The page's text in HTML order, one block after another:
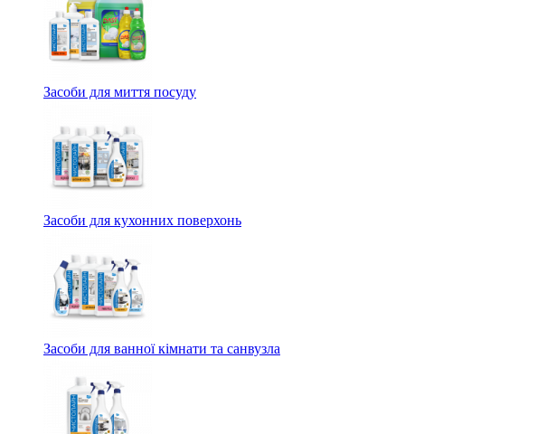
Засоби для миття посуду
Засоби для кухонних поверхонь
Засоби для ванної кімнати та санвузла